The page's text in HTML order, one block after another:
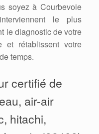
soyez à Courbevoie
le plus
le diagnostic de votre
et rétablissent votre
temps.
certifié de
air-air
hitachi,